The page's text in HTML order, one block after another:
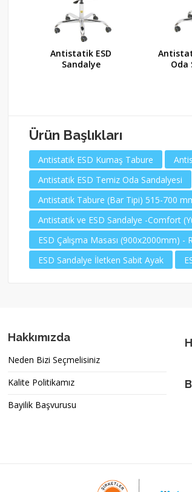
Antistatik ESD
Sandalye
Oda
Ürün Başlıkları
Antistatik ESD Kumaş Tabure
Antistatik ESD Temiz Oda Sandalyesi
Antistatik Tabure (Bar Tipi) 515-700
Antistatik ve ESD Sandalye -Comfort
ESD Çalışma Masası (900x2000mm) -
ESD Sandalye İletken Sabit Ayak
Hakkımızda
Neden Bizi Seçmelisiniz
Kalite Politikamız
Bayilik Başvurusu